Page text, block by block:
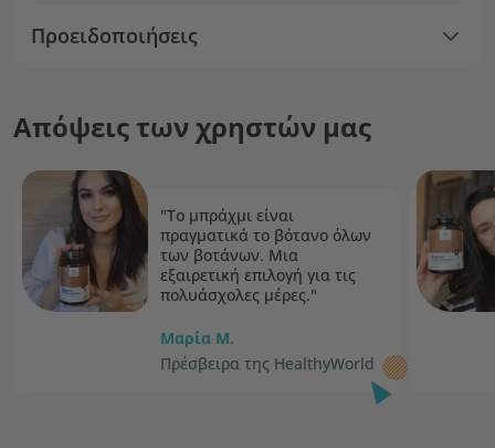
Προειδοποιήσεις
Απόψεις των χρηστών μας
"Το μπράχμι είναι
πραγματικά το βότανο όλων
των βοτάνων. Μια
εξαιρετική επιλογή για τις
πολυάσχολες μέρες."
Μαρία Μ.
Πρέσβειρα της HealthyWorld